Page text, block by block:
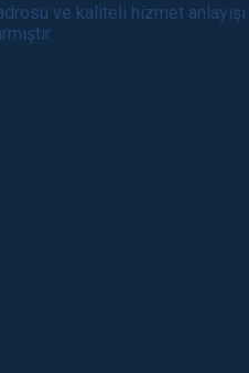
ve kaliteli hizmet